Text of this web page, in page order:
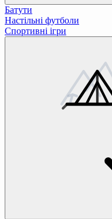
Батути
Настільні футболи
Спортивні ігри